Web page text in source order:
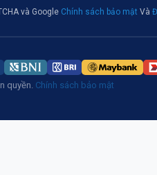
và Google Chính sách bảo mật Và
quyền. Chính sách bảo mật